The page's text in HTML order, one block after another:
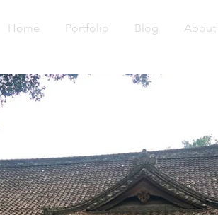
Home Portfolio Blog About